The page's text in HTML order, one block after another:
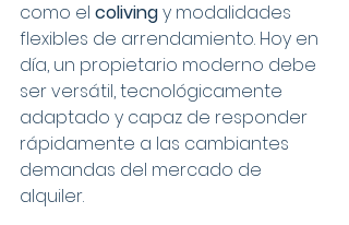
como el coliving y modalidades
flexibles de arrendamiento. Hoy en
día, un propietario moderno debe
ser versátil, tecnológicamente
adaptado y capaz de responder
rápidamente a las cambiantes
demandas del mercado de
alquiler.